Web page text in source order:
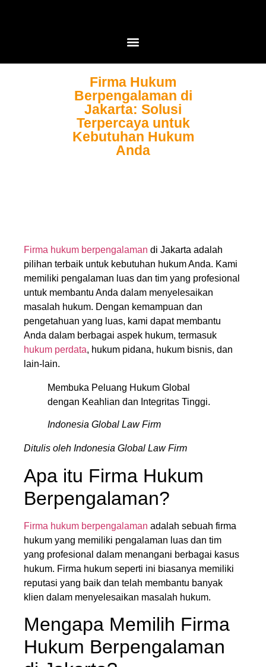
Firma Hukum
Berpengalaman di
Jakarta: Solusi
Terpercaya untuk
Kebutuhan Hukum
Anda
Firma hukum berpengalaman di Jakarta adalah
pilihan terbaik untuk kebutuhan hukum Anda. Kami
memiliki pengalaman luas dan tim yang profesional
untuk membantu Anda dalam menyelesaikan
masalah hukum. Dengan kemampuan dan
pengetahuan yang luas, kami dapat membantu
Anda dalam berbagai aspek hukum, termasuk
hukum perdata, hukum pidana, hukum bisnis, dan
lain-lain.
Membuka Peluang Hukum Global
dengan Keahlian dan Integritas Tinggi.
Indonesia Global Law Firm
Ditulis oleh Indonesia Global Law Firm
Apa itu Firma Hukum
Berpengalaman?
Firma hukum berpengalaman adalah sebuah firma
hukum yang memiliki pengalaman luas dan tim
yang profesional dalam menangani berbagai kasus
hukum. Firma hukum seperti ini biasanya memiliki
reputasi yang baik dan telah membantu banyak
klien dalam menyelesaikan masalah hukum.
Mengapa Memilih Firma
Hukum Berpengalaman